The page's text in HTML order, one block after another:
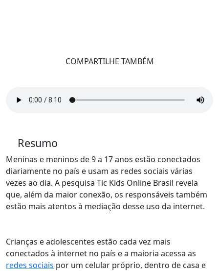
COMPARTILHE TAMBÉM
Resumo
Meninas e meninos de 9 a 17 anos estão conectados
diariamente no país e usam as redes sociais várias
vezes ao dia. A pesquisa Tic Kids Online Brasil revela
que, além da maior conexão, os responsáveis também
estão mais atentos à mediação desse uso da internet.
Crianças e adolescentes estão cada vez mais
conectados à internet no país ea maioria acessa as
redes sociais por um celular próprio, dentro de casa e